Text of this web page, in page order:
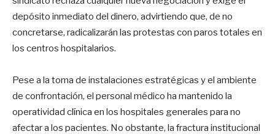
depósito inmediato del dinero, advirtiendo que, de no
concretarse, radicalizarán las protestas con paros totales en
los centros hospitalarios.
Pese a la toma de instalaciones estratégicas y el ambiente
de confrontación, el personal médico ha mantenido la
operatividad clínica en los hospitales generales para no
afectar a los pacientes. No obstante, la fractura institucional